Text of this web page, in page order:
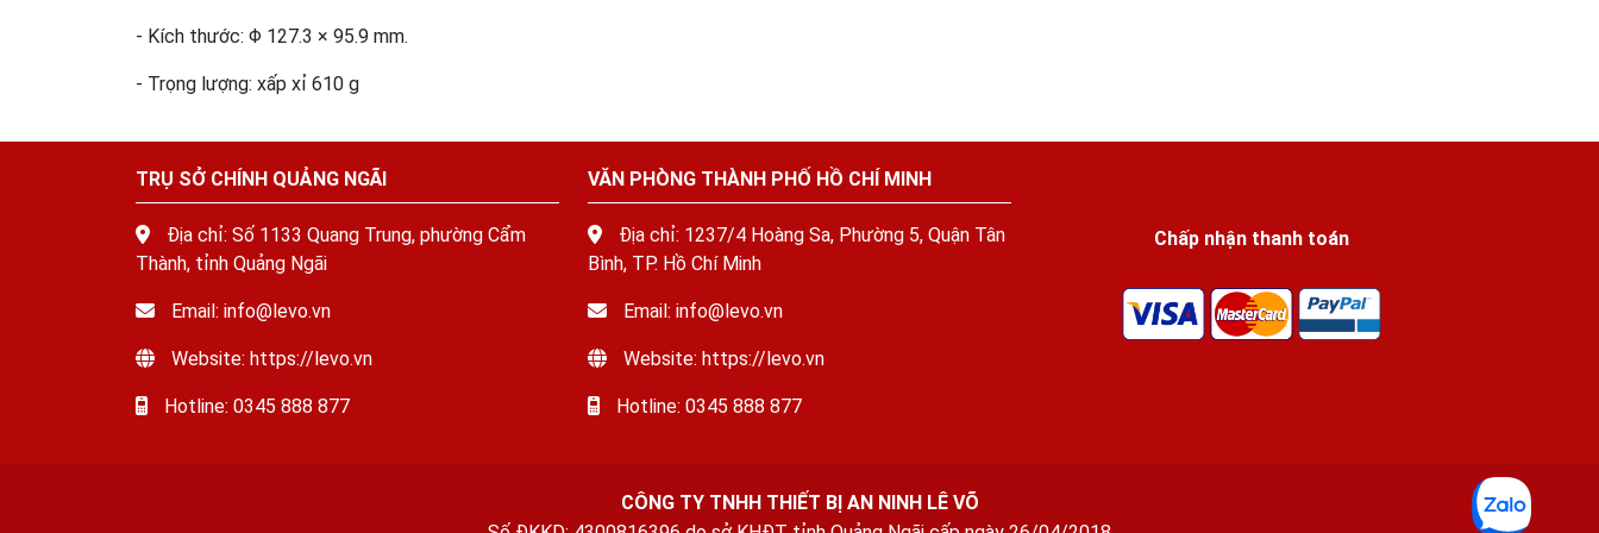
- Kích thước: Φ 127.3 × 95.9 mm.
- Trọng lượng: xấp xỉ 610 g
TRỤ SỞ CHÍNH QUẢNG NGÃI
Địa chỉ: Số 1133 Quang Trung, phường Cẩm
Thành, tỉnh Quảng Ngãi
Email: info@levo.vn
Website: https://levo.vn
Hotline: 0345 888 877
VĂN PHÒNG THÀNH PHỐ HỒ CHÍ MINH
Địa chỉ: 1237/4 Hoàng Sa, Phường 5, Quận Tân
Bình, TP. Hồ Chí Minh
Email: info@levo.vn
Website: https://levo.vn
Hotline: 0345 888 877
Chấp nhận thanh toán
CÔNG TY TNHH THIẾT BỊ AN NINH LÊ VÕ